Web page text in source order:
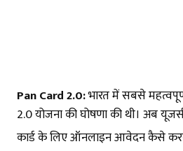
Pan Card 2.0:भारत में सबसे
2.0 योजना की घोषणा की थी। अब
कार्ड के लिए ऑनलाइन आवेदन कैसे